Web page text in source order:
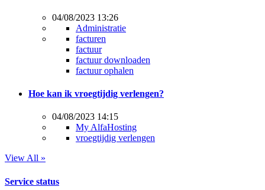
04/08/2023 13:26
Administratie
facturen
factuur
factuur downloaden
factuur ophalen
Hoe kan ik vroegtijdig verlengen?
04/08/2023 14:15
My AlfaHosting
vroegtijdig verlengen
View All »
Service status